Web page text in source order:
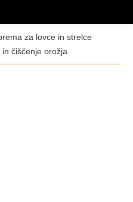
za lovce in strelce
čiščenje orožja